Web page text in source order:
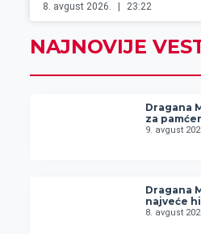
8. avgust 2026. 23:22
NAJNOVIJE
Dragana
za
9. avgust
Dragana
najveće
8. avgust